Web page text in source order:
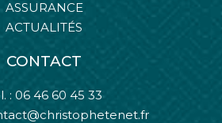
ASSURANCE
ACTUALITÉS
CONTACT
: 06 46 60 45 33